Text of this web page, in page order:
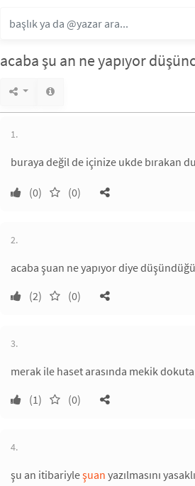
acaba şu an ne yapıyor
1.
buraya değil de içinize ukde bırakan
(0) (0)
2.
acaba şuan ne yapıyor diye
(2)
(0)
3.
merak ile haset arasında mekik
(1)
(0)
4.
şu an itibariyleşuan yazılmasını